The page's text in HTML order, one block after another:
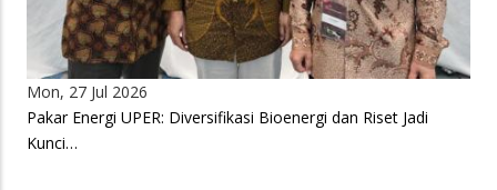
Mon, 27 Jul 2026
Pakar Energi UPER: Diversifikasi Bioenergi dan Riset Jadi
Kunci…